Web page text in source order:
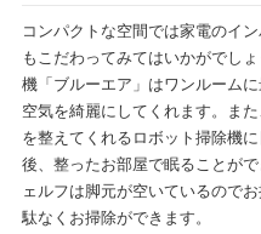
コンパクトな空間では家電のイ
もこだわってみてはいかがでし
機「ブルーエア」はワンルーム
空気を綺麗にしてくれます。ま
を整えてくれるロボット掃除機
後、整ったお部屋で眠ることが
ェルフは脚元が空いているので
駄なくお掃除ができます。